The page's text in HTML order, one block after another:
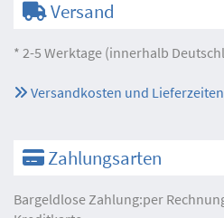
Versand
* 2-5 Werktage (innerhalb
Versandkosten und Lieferzeiten
Zahlungsarten
Bargeldlose Zahlung:per